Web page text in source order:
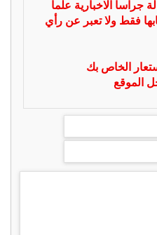
جراسا الاخبارية علما
فقط ولا تعبر عن رأي
الخاص بك
الموقع